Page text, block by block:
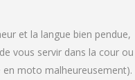
et la langue bien pendue,
vous servir dans la cour ou
en moto malheureusement).